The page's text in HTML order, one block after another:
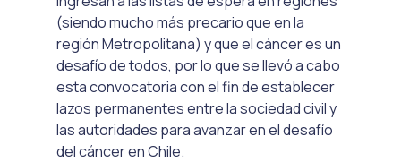
(siendo mucho más precario que en la
región Metropolitana) y que el cáncer es un
desafío de todos, por lo que se llevó a cabo
esta convocatoria con el fin de establecer
lazos permanentes entre la sociedad civil y
las autoridades para avanzar en el desafío
del cáncer en Chile.